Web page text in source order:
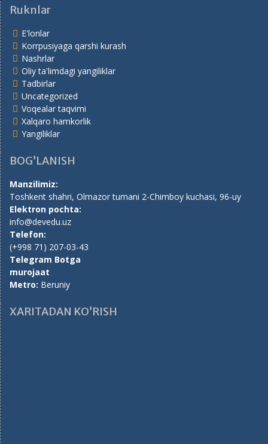
Ruknlar
E'lonlar
Korrpusiyaga qarshi kurash
Nashrlar
Oliy ta'limdagi yangiliklar
Tadbirlar
Uncategorized
Voqealar taqvimi
Xalqaro hamkorlik
Yangiliklar
BOG’LANISH
Manzilimiz:
Toshkent shahri, Olmazor tumani 2-Chimboy kuchasi, 96-uy
Elektron pochta:
info@devedu.uz
Telefon:
(+998 71) 207-03-43
Telegram Botga
murojaat
Metro: Beruniy
XARITADAN KO’RISH